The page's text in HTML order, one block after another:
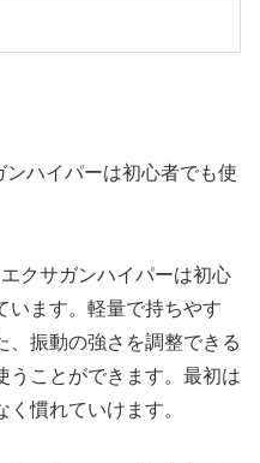
ハイパーは初心者でも使
クサガンハイパーは初心
います。軽量で持ちやす
、振動の強さを調整できる
うことができます。最初は
慣れていけます。